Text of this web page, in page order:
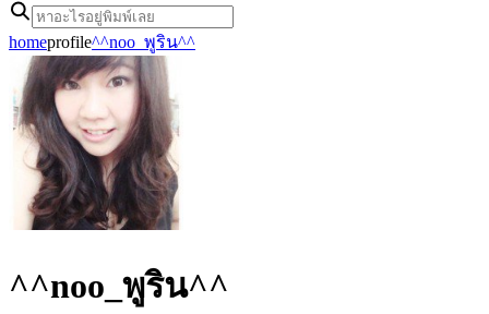
homeprofile^^noo_พูริน^^
^^noo_พูริน^^